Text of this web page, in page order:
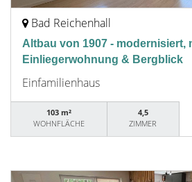
Bad Reichenhall
Altbau von 1907 - modernisiert,
Einliegerwohnung & Bergblick
Einfamilienhaus
103 m²
WOHNFLÄCHE
4,5
ZIMMER